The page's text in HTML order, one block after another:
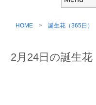
HOME > 誕生花（365日）
2月24日の誕生花